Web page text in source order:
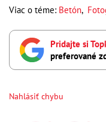
Viac o téme: Betón,
Pridajte si
preferované
Nahlásiť chybu